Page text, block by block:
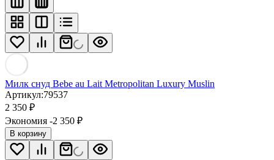
Милк снуд Bebe au Lait Metropolitan Luxury Muslin
Артикул:79537
2 350 ₽
Экономия -2 350 ₽
В корзину